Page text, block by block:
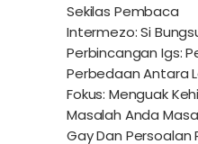
Sekilas Pembaca
Intermezo: Si
Perbincangan Igs:
Perbedaan Antara
Fokus: Menguak
Masalah Anda
Gay Dan Persoalan